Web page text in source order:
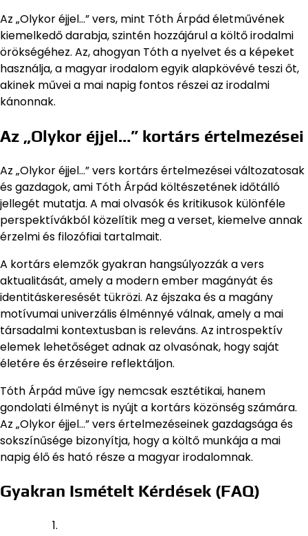
Az „Olykor éjjel…” vers, mint Tóth Árpád életművének
kiemelkedő darabja, szintén hozzájárul a költő irodalmi
örökségéhez. Az, ahogyan Tóth a nyelvet és a képeket
használja, a magyar irodalom egyik alapkövévé teszi őt,
akinek művei a mai napig fontos részei az irodalmi
kánonnak.
Az „Olykor éjjel…” kortárs értelmezései
Az „Olykor éjjel…” vers kortárs értelmezései változatosak
és gazdagok, ami Tóth Árpád költészetének időtálló
jellegét mutatja. A mai olvasók és kritikusok különféle
perspektívákból közelítik meg a verset, kiemelve annak
érzelmi és filozófiai tartalmait.
A kortárs elemzők gyakran hangsúlyozzák a vers
aktualitását, amely a modern ember magányát és
identitáskeresését tükrözi. Az éjszaka és a magány
motívumai univerzális élménnyé válnak, amely a mai
társadalmi kontextusban is releváns. Az introspektív
elemek lehetőséget adnak az olvasónak, hogy saját
életére és érzéseire reflektáljon.
Tóth Árpád műve így nemcsak esztétikai, hanem
gondolati élményt is nyújt a kortárs közönség számára.
Az „Olykor éjjel…” vers értelmezéseinek gazdagsága és
sokszínűsége bizonyítja, hogy a költő munkája a mai
napig élő és ható része a magyar irodalomnak.
Gyakran Ismételt Kérdések (FAQ)